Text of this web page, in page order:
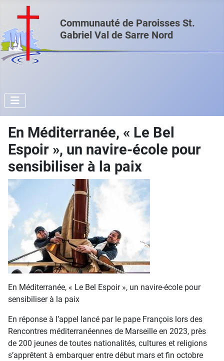
Communauté de Paroisses St.
Gabriel Val de Sarre Nord
En Méditerranée, « Le Bel
Espoir », un navire-école pour
sensibiliser à la paix
En Méditerranée, « Le Bel Espoir », un navire-école pour
sensibiliser à la paix
En réponse à l’appel lancé par le pape François lors des
Rencontres méditerranéennes de Marseille en 2023, près
de 200 jeunes de toutes nationalités, cultures et religions
s’apprêtent à embarquer entre début mars et fin octobre